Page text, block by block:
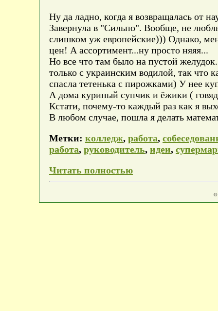
Ну да ладно, когда я возвращалась от
Завернула в "Сильпо". Вообще, не
слишком уж европейские))) Однако,
цен! А ассортимент...ну просто няяя...
Но все что там было на пустой
только с украинским водилой, так
спасла тетенька с пирожками) У нее
А дома куриный супчик и ёжики (
Кстати, почему-то каждый раз как я
В любом случае, пошла я делать
Метки: колледж, работа,
работа, руководитель, идеи,
Читать полностью
©